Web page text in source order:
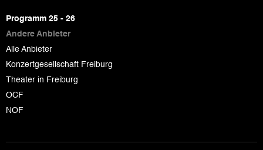
page
Programm 25 - 26
Andere Anbieter
Alle Anbieter
Konzertgesellschaft Freiburg
Theater in Freiburg
OCF
NOF